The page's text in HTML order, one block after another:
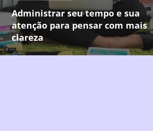
Administrar seu tempo e sua
atenção para pensar com mais
clareza